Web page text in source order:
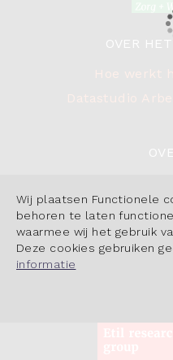
Wij plaatsen Functionele
behoren te laten
waarmee wij het gebruik
Deze cookies gebruiken
informatie
OVER
Hoe werkt
Datastudio